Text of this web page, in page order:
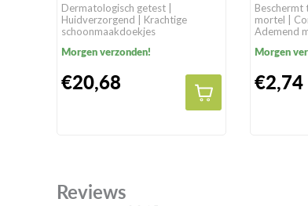
Dermatologisch getest |
Huidverzorgend | Krachtige
schoonmaakdoekjes
Morgen verzonden!
€20,68
Beschermt
mortel | Comfortabele grip |
Ademend
Morgen
€2,74
Reviews